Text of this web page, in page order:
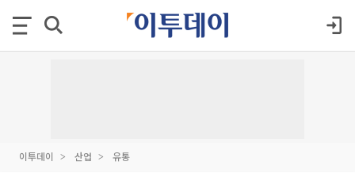
이투데이 산업 유통